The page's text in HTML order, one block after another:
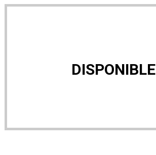
DISPONIBLE